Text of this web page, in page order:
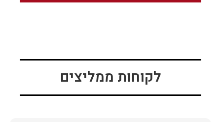
לקוחות ממליצים